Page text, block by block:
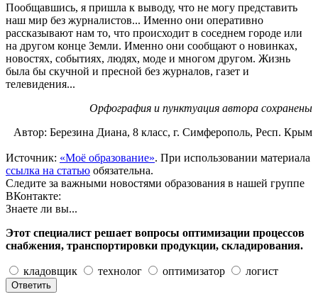
Пообщавшись, я пришла к выводу, что не могу представить
наш мир без журналистов... Именно они оперативно
рассказывают нам то, что происходит в соседнем городе или
на другом конце Земли. Именно они сообщают о новинках,
новостях, событиях, людях, моде и многом другом. Жизнь
была бы скучной и пресной без журналов, газет и
телевидения...
Орфография и пунктуация автора сохранены
Автор: Березина Диана, 8 класс, г. Симферополь, Респ. Крым
Источник: «Моё образование». При использовании материала
ссылка на статью обязательна.
Следите за важными новостями образования в нашей группе
ВКонтакте:
Знаете ли вы...
Этот специалист решает вопросы оптимизации процессов
снабжения, транспортировки продукции, складирования.
кладовщик технолог оптимизатор логист